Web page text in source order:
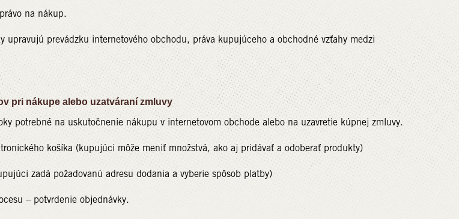
na nákup.
upravujú prevádzku internetového obchodu, práva kupujúceho a obchodné vzťahy medzi
nákupe alebo uzatváraní zmluvy
potrebné na uskutočnenie nákupu v internetovom obchode alebo na uzavretie kúpnej zmluvy.
košíka (kupujúci môže meniť množstvá, ako aj pridávať a odoberať produkty)
zadá požadovanú adresu dodania a vyberie spôsob platby)
– potvrdenie objednávky.